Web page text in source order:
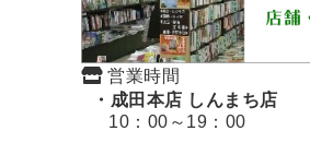
営業時間
・成田本店 しんまち店
10：00～19：00